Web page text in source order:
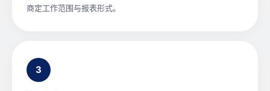
商定工作范围与报表形式。
3